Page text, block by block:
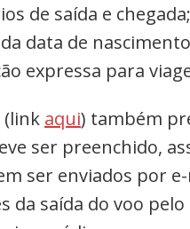
de saída e
data de
expressa para
(link aqui) também
ser preenchido,
ser enviados por
da saída do voo pelo